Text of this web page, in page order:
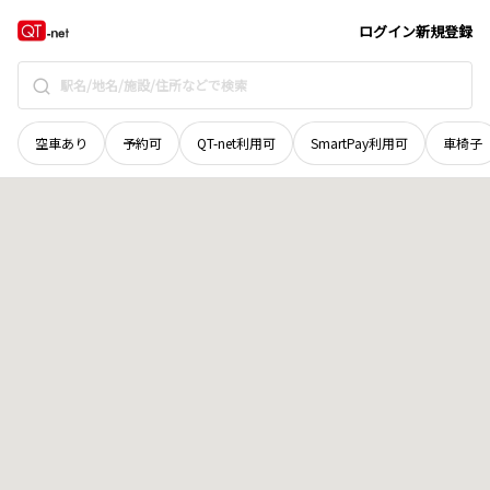
ログイン新規登録
空車あり 予約可 QT-net利用可 SmartPay利用可 車椅子
広島県